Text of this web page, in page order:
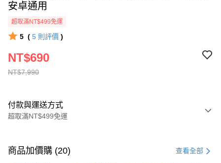
安卓通用
超取滿NT$499免運
5 ( 5 則評價 )
NT$7,990
NT$690
付款與運送方式
超取滿NT$499免運
信用卡一次付款
商品加價購 (20) 查看全部